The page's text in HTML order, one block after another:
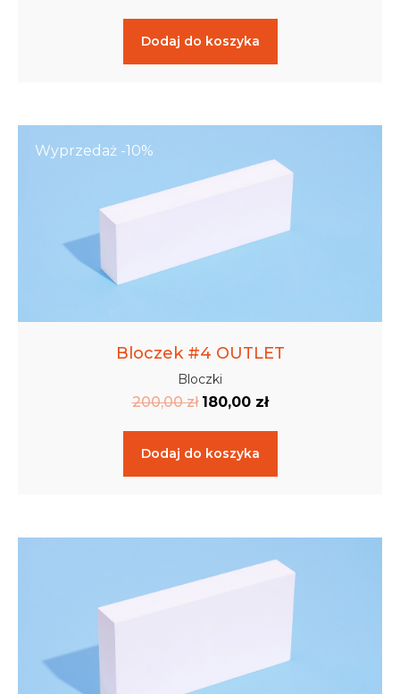
Dodaj do koszyka
Wyprzedaż -10%
Bloczek #4 OUTLET
Bloczki
200,00zł 180,00 zł
Dodaj do koszyka